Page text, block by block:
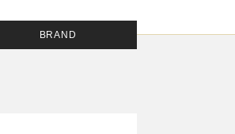
BRAND